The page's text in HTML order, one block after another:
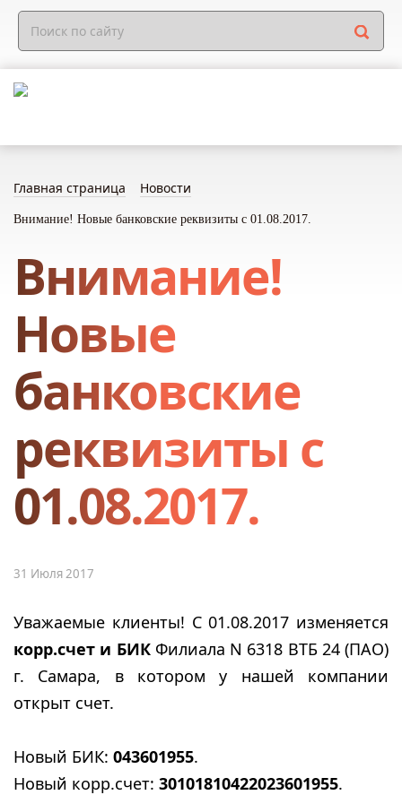
Главная страница Новости
Внимание! Новые банковские реквизиты с 01.08.2017.
Внимание!
Новые
банковские
реквизиты с
01.08.2017.
31 Июля 2017
Уважаемые клиенты! С 01.08.2017 изменяется
корр.счет и БИКФилиала N 6318 ВТБ 24 (ПАО)
г. Самара, в котором у нашей компании
открыт счет.
Новый БИК: 043601955.
Новый корр.счет: 30101810422023601955.